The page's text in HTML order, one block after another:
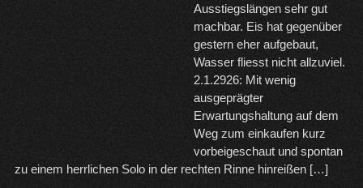
Ausstiegslängen sehr gut
machbar. Eis hat gegenüber
gestern eher aufgebaut,
Wasser fliesst nicht allzuviel.
2.1.2926: Mit wenig
ausgeprägter
Erwartungshaltung auf dem
Weg zum einkaufen kurz
vorbeigeschaut und spontan
zu einem herrlichen Solo in der rechten Rinne hinreißen […]